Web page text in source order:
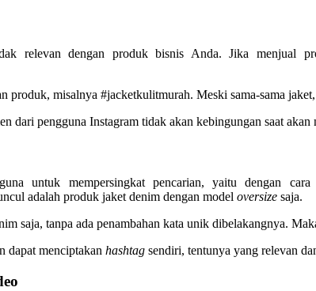
relevan dengan produk bisnis Anda. Jika menjual
produk, misalnya #jacketkulitmurah. Meski sama-sama
dari pengguna Instagram tidak akan kebingungan saat
untuk mempersingkat pencarian, yaitu dengan cara
adalah produk jaket denim dengan model oversize saja.
saja, tanpa ada penambahan kata unik dibelakangnya.
dapat menciptakan hashtag sendiri, tentunya yang relevan